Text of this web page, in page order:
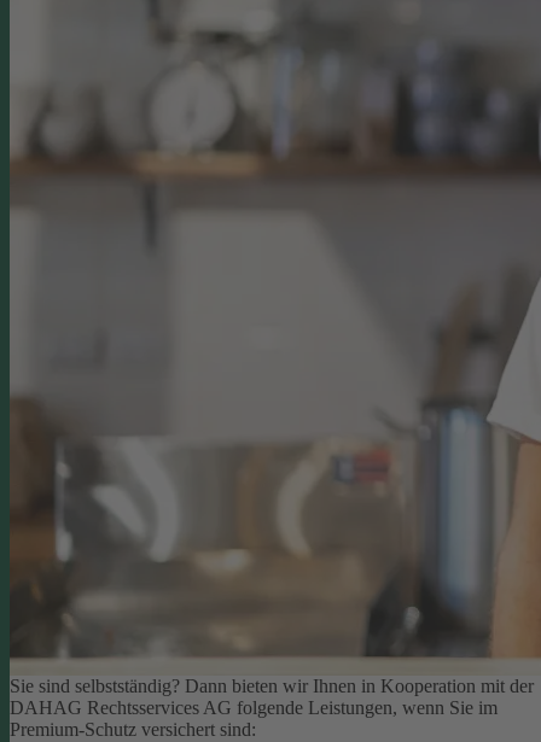
Sie sind selbstständig? Dann bieten wir Ihnen in Kooperation mit der
DAHAG Rechtsservices AG folgende Leistungen, wenn Sie im
Premium-Schutz versichert sind: